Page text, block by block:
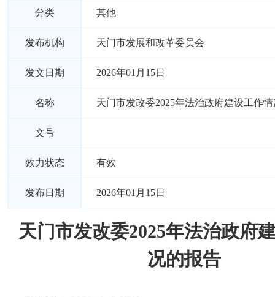
分类 其他
发布机构 天门市发展和改革委员会
发文日期 2026年01月15日
名称 天门市发改委2025年法治政府建设工作
文号
效力状态 有效
发布日期 2026年01月15日
天门市发改委2025年法治政府
况的报告